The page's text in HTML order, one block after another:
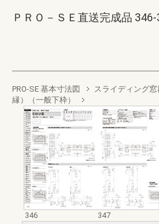
ＰＲＯ－ＳＥ直送完成品
PRO-SE 基本寸法図 スライディング窓
縁）（一般下枠）
346
347